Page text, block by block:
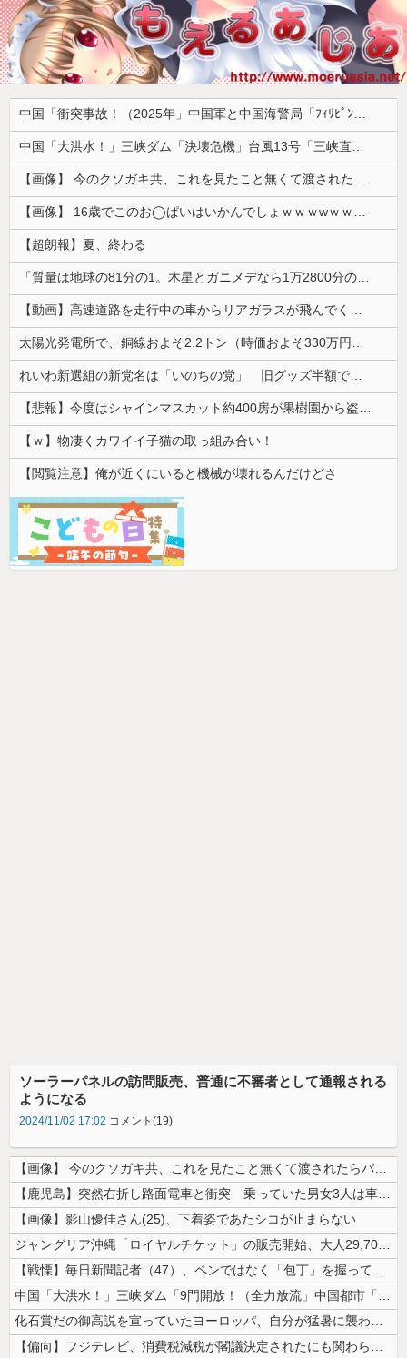
中国「衝突事故！（2025年」中国軍と中国海警局「ﾌｨﾘﾋﾟﾝ船の追跡中に衝突！（8/11」中国「2人死亡」中国政府「1年間隠蔽」日本「隠蔽された事実報道！（2026年」→
中国「大洪水！」三峡ダム「決壊危機」台風13号「三峡直撃確定」日本「最も強い勢力で接近！（伊勢湾台風級」台風13号と15号「中国本土でぶつかり合う（前代未聞」→
【画像】 今のクソガキ共、これを見たこと無くて渡されたらパニクるらしいｗｗｗｗｗｗｗｗｗｗｗｗｗ
【画像】 16歳でこのお◯ぱいはいかんでしょｗｗｗwｗｗｗｗｗｗｗｗ❤
【超朗報】夏、終わる
「質量は地球の81分の1。木星とガニメデなら1万2800分の1」月がどれだけ規格外なのか、数字で並べてみると…
【動画】高速道路を走行中の車からリアガラスが飛んでくる事故(ﾟoﾟ)
太陽光発電所で、銅線およそ2.2トン（時価およそ330万円相当）盗んだなど、ベトナム国籍（無職）２人逮捕、盗まれた銅線の半分はすでに売却 富山で...
れいわ新選組の新党名は「いのちの党」 旧グッズ半額で販売 どうなる秘書給与疑惑
【悲報】今度はシャインマスカット約400房が果樹園から盗まれる 参議院議員「日本人ではないと思う」
【ｗ】物凄くカワイイ子猫の取っ組み合い！
【閲覧注意】俺が近くにいると機械が壊れるんだけどさ
ソーラーパネルの訪問販売、普通に不審者として通報される
ようになる
2024/11/02 17:02 コメント(19)
【画像】 今のクソガキ共、これを見たこと無くて渡されたらパニクるらしい...
【鹿児島】突然右折し路面電車と衝突 乗っていた男女3人は車を放置しダッ...
【画像】影山優佳さん(25)、下着姿であたシコが止まらない
ジャングリア沖縄「ロイヤルチケット」の販売開始、大人29,700円にｗ...
【戦慄】毎日新聞記者（47）、ペンではなく「包丁」を握ってしまった結果...
中国「大洪水！」三峡ダム「9門開放！（全力放流」中国都市「三峡沿線の道...
化石賞だの御高説を宣っていたヨーロッパ、自分が猛暑に襲われると為すすべ...
【偏向】フジテレビ、消費税減税が閣議決定されたにも関わらず、消費税減税...